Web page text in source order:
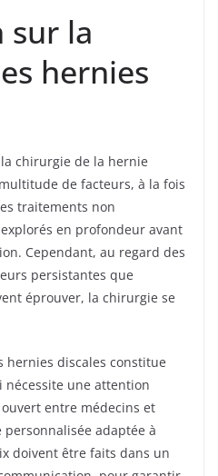
sur la
hernies
chirurgie de la hernie
de facteurs, à la fois
traitements non
en profondeur avant
Cependant, au regard des
persistantes que
éprouver, la chirurgie se
hernies discales constitue
nécessite une attention
entre médecins et
adaptée à
doivent être faits dans un